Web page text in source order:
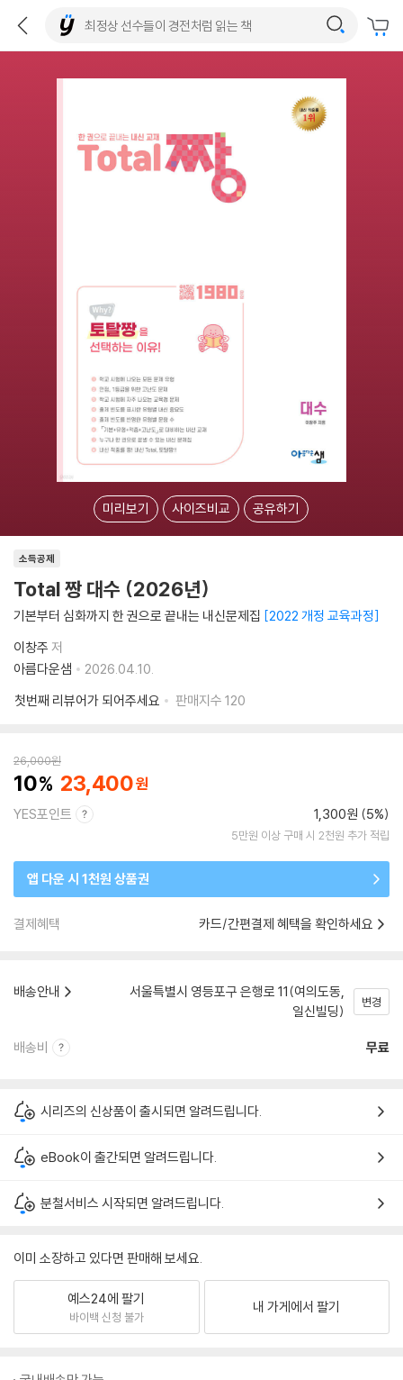
미리보기 사이즈비교 공유하기
소득공제
Total 짱 대수 (2026년)
기본부터 심화까지 한 권으로 끝내는 내신문제집 2022 개정 교육과정
이창주 저
아름다운샘
2026.04.10.
첫번째 리뷰어가 되어주세요
판매지수 120
26,000원
10 23,400
YES포인트 1,300원 (5%)
5만원 이상 구매 시 2천원 추가 적립
앱 다운 시 1천원 상품권
결제혜택 카드/간편결제 혜택을 확인하세요
배송안내
서울특별시 영등포구 은행로 11(여의도동,
일신빌딩)
변경
배송비 무료
시리즈의 신상품이 출시되면 알려드립니다.
eBook이 출간되면 알려드립니다.
분철서비스 시작되면 알려드립니다.
이미 소장하고 있다면 판매해 보세요.
예스24에 팔기
바이백 신청 불가
내 가게에서 팔기